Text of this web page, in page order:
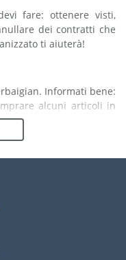
fare: ottenere visti,
dei contratti che
ti aiuterà!
Informati bene:
alcuni articoli in
più adatta ad
Azerbaigian
un'assicurazione